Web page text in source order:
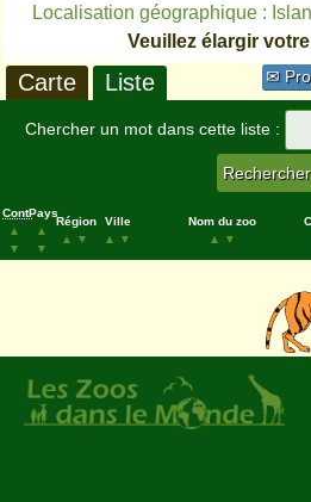
Localisation géographique :
Veuillez élargir
✉
Carte Liste
Chercher un mot dans cette liste :
Cont.
▲
▼
Pays
▲
▼
Région
▲
▼
Ville
▲
▼
Nom du zoo
▲
▼